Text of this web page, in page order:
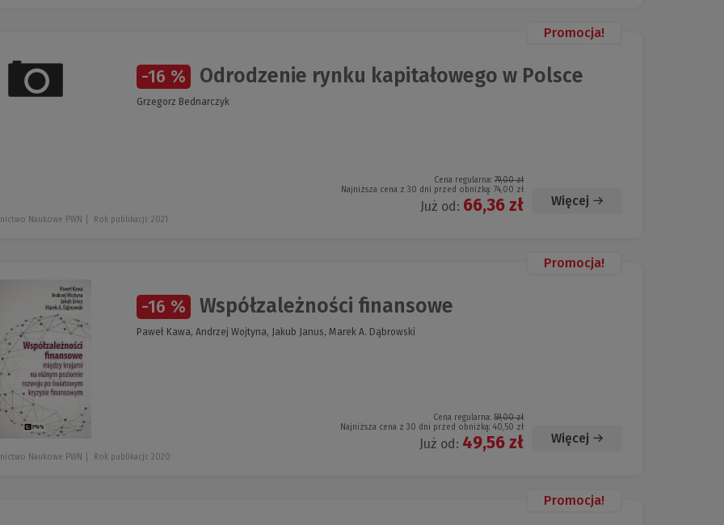
Promocja!
-16 % Odrodzenie rynku kapitałowego w Polsce
Grzegorz Bednarczyk
Cena regularna: 79,00 zł
Najniższa cena z 30 dni przed obniżką: 74,00 zł
Już od: 66,36 zł Więcej
Naukowe PWN Rok publikacji: 2021
Promocja!
-16 % Współzależności finansowe
Paweł Kawa, Andrzej Wojtyna, Jakub Janus, Marek A. Dąbrowski
Cena regularna: 59,00 zł
Najniższa cena z 30 dni przed obniżką: 40,50 zł
Już od: 49,56 zł Więcej
Naukowe PWN Rok publikacji: 2020
Promocja!